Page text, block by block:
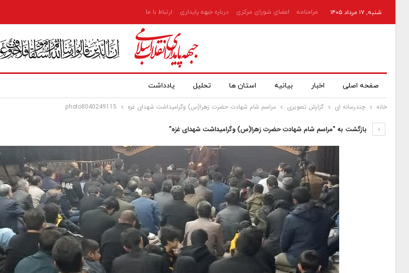
شنبه, ۱۷ مرداد ۱۴۰۵ مرامنامه اعضای شورای مرکزی درباره جبهه پایداری ارتباط با ما
صفحه اصلی اخبار بیانیه استان ها تحلیل یادداشت
خانه چندرسانه ای گزارش تصویری مراسم شام شهادت حضرت زهرا(س) وگرامیداشت شهدای غزه photo8040249115
بازگشت به "مراسم شام شهادت حضرت زهرا(س) وگرامیداشت شهدای غزه"